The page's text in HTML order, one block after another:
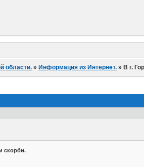
области. » Информация из Интернет. » В г.
скорби.